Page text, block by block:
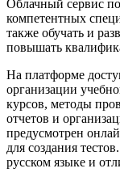
Облачный сервис
компетентных
также обучать и
повышать
На платформе
организации
курсов, методы
отчетов и
предусмотрен
для создания
русском языке и